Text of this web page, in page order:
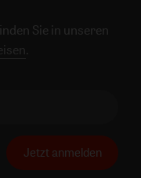
Sie in unseren
.
Jetzt anmelden